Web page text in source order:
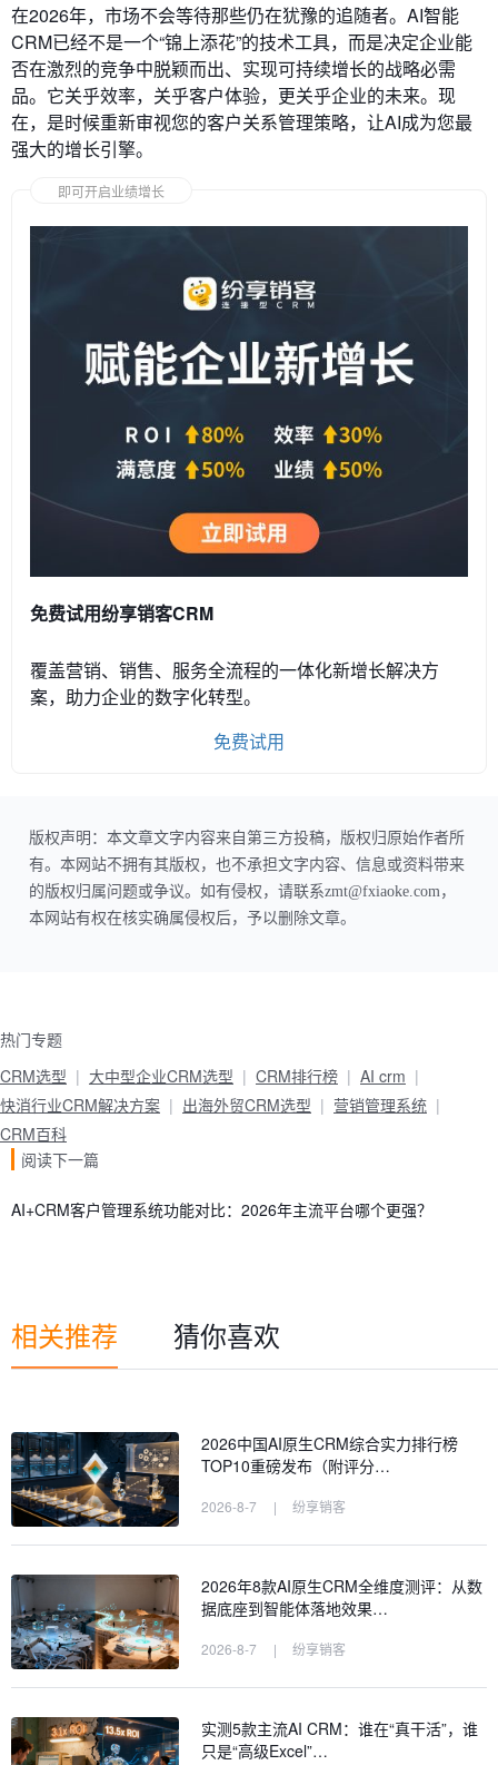
在2026年，市场不会等待那些仍在犹豫的追随者。AI智能
CRM已经不是一个“锦上添花”的技术工具，而是决定企业能
否在激烈的竞争中脱颖而出、实现可持续增长的战略必需
品。它关乎效率，关乎客户体验，更关乎企业的未来。现
在，是时候重新审视您的客户关系管理策略，让AI成为您最
强大的增长引擎。
即可开启业绩增长
免费试用纷享销客CRM
覆盖营销、销售、服务全流程的一体化新增长解决方
案，助力企业的数字化转型。
免费试用
版权声明：本文章文字内容来自第三方投稿，版权归原始作者所
有。本网站不拥有其版权，也不承担文字内容、信息或资料带来
的版权归属问题或争议。如有侵权，请联系zmt@fxiaoke.com，
本网站有权在核实确属侵权后，予以删除文章。
热门专题
CRM选型
大中型企业CRM选型 CRM排行榜
AI crm
快消行业CRM解决方案
出海外贸CRM选型
营销管理系统
CRM百科
阅读下一篇
AI+CRM客户管理系统功能对比：2026年主流平台哪个更强？
相关推荐 猜你喜欢
2026中国AI原生CRM综合实力排行榜
TOP10重磅发布（附评分…
2026-8-7 | 纷享销客
2026年8款AI原生CRM全维度测评：从数
据底座到智能体落地效果…
2026-8-7 | 纷享销客
实测5款主流AI CRM：谁在“真干活”，谁
只是“高级Excel”…